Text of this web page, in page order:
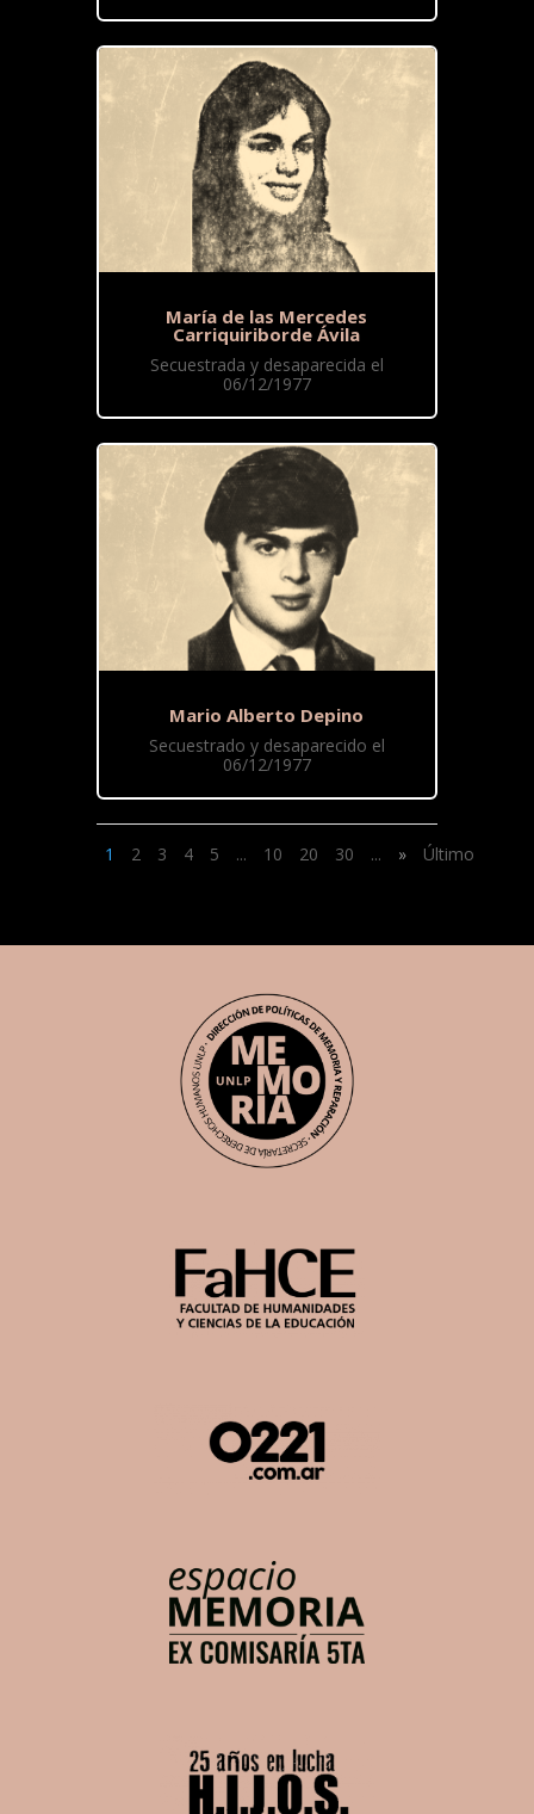
María de las Mercedes
Carriquiriborde Ávila
Secuestrada y desaparecida el
06/12/1977
Mario Alberto Depino
Secuestrado y desaparecido el
06/12/1977
1 2 3 4 5 ... 10 20 30 ... » Último